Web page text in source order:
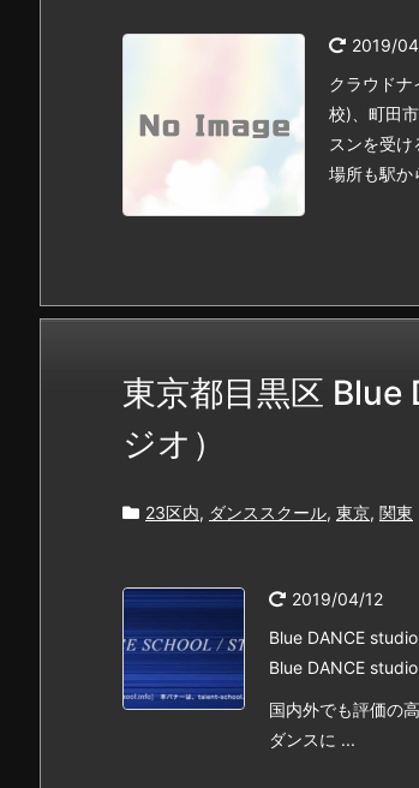
2019/
クラウド
校)、町田
スンを受け
場所も駅か
東京都目黒区
ジオ）
23区内, ダンススクール, 東京, 関東
2019/04/12
Blue DANCE studio
Blue DANCE
国内外でも評価の
ダンスに ...